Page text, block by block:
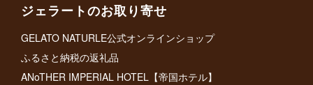
ジェラートのお取り寄せ
GELATO NATURLE公式オンラインショップ
ふるさと納税の返礼品
ANoTHER IMPERIAL HOTEL【帝国ホテル】